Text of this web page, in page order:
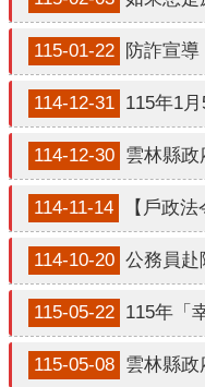
人
口
統
計
最
新
消
息
公
開
資
訊
115-01-22 防詐宣導
114-12-31 115年1月5
114-12-30 雲林縣政
114-11-14 【戶政法令
114-10-20 公務員赴
115-05-22 115年「
115-05-08 雲林縣政府雲